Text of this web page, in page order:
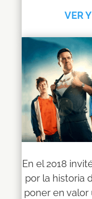
VER
En el 2018
por la historia
poner en